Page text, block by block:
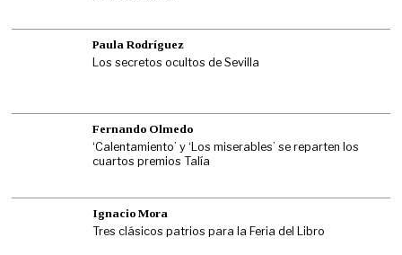
Paula Rodríguez
Los secretos ocultos de Sevilla
Fernando Olmedo
‘Calentamiento’ y ‘Los miserables’ se reparten los
cuartos premios Talía
Ignacio Mora
Tres clásicos patrios para la Feria del Libro